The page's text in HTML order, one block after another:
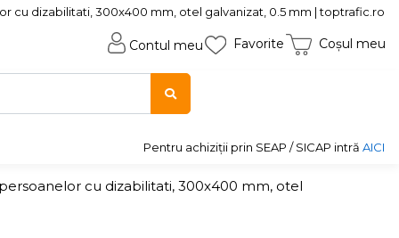
cu dizabilitati, 300x400 mm, otel galvanizat, 0.5 mm | toptrafic.ro
Contul meu Favorite Coșul meu
Pentru achiziții prin SEAP / SICAP intră AICI
cu dizabilitati, 300x400 mm, otel